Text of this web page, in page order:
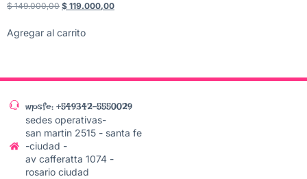
$149.000,00 $ 119.000,00
Agregar al carrito
wpsfe: +549342-5550029
sedes operativas-
san martin 2515 - santa fe
-ciudad -
av cafferatta 1074 -
rosario ciudad